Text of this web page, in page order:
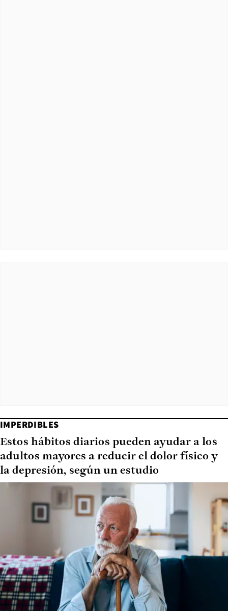
IMPERDIBLES
Estos hábitos diarios pueden ayudar a los
adultos mayores a reducir el dolor físico y
la depresión, según un estudio